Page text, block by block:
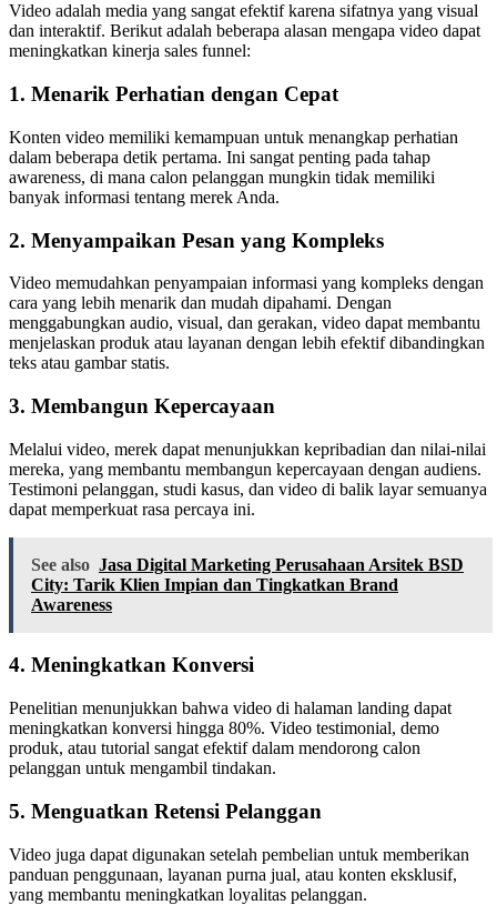
Video adalah media yang sangat efektif karena sifatnya yang visual
dan interaktif. Berikut adalah beberapa alasan mengapa video dapat
meningkatkan kinerja sales funnel:
1. Menarik Perhatian dengan Cepat
Konten video memiliki kemampuan untuk menangkap perhatian
dalam beberapa detik pertama. Ini sangat penting pada tahap
awareness, di mana calon pelanggan mungkin tidak memiliki
banyak informasi tentang merek Anda.
2. Menyampaikan Pesan yang Kompleks
Video memudahkan penyampaian informasi yang kompleks dengan
cara yang lebih menarik dan mudah dipahami. Dengan
menggabungkan audio, visual, dan gerakan, video dapat membantu
menjelaskan produk atau layanan dengan lebih efektif dibandingkan
teks atau gambar statis.
3. Membangun Kepercayaan
Melalui video, merek dapat menunjukkan kepribadian dan nilai-nilai
mereka, yang membantu membangun kepercayaan dengan audiens.
Testimoni pelanggan, studi kasus, dan video di balik layar semuanya
dapat memperkuat rasa percaya ini.
See also Jasa Digital Marketing Perusahaan Arsitek BSD
City: Tarik Klien Impian dan Tingkatkan Brand
Awareness
4. Meningkatkan Konversi
Penelitian menunjukkan bahwa video di halaman landing dapat
meningkatkan konversi hingga 80%. Video testimonial, demo
produk, atau tutorial sangat efektif dalam mendorong calon
pelanggan untuk mengambil tindakan.
5. Menguatkan Retensi Pelanggan
Video juga dapat digunakan setelah pembelian untuk memberikan
panduan penggunaan, layanan purna jual, atau konten eksklusif,
yang membantu meningkatkan loyalitas pelanggan.